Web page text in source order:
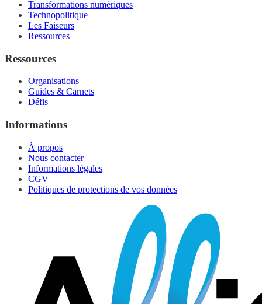
Transformations numériques
Technopolitique
Les Faiseurs
Ressources
Ressources
Organisations
Guides & Carnets
Défis
Informations
À propos
Nous contacter
Informations légales
CGV
Politiques de protections de vos données